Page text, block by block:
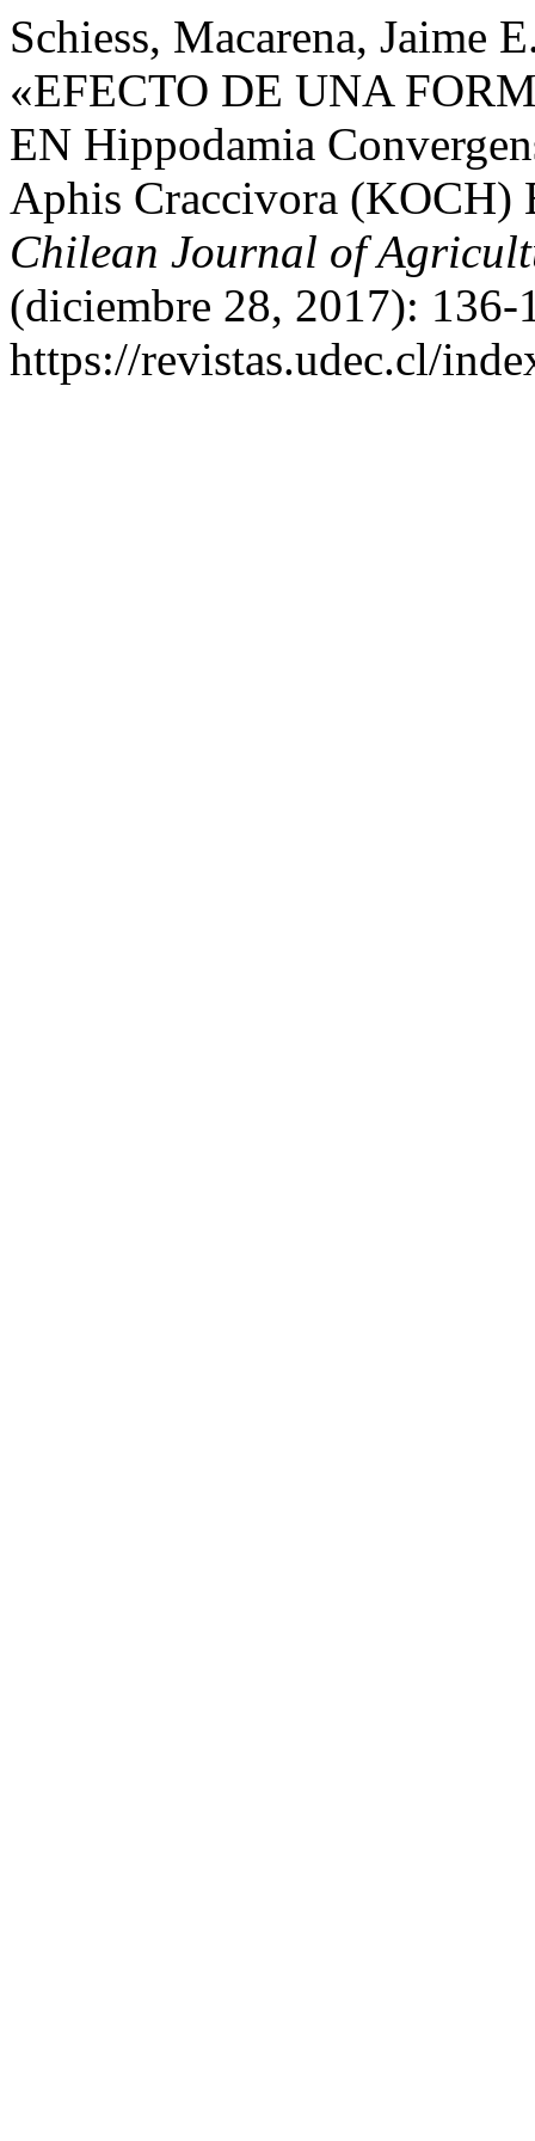
Schiess, Macarena, Jaime
«EFECTO DE UNA
EN Hippodamia
Aphis Craccivora
Chilean Journal of
(diciembre 28, 2017):
https://revistas.udec.cl/